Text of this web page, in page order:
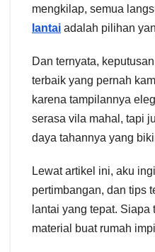
mengkilap, semua
lantai adalah pilihan
Dan ternyata,
terbaik yang pernah
karena tampilannya
serasa vila mahal, tapi
daya tahannya yang
Lewat artikel ini, aku
pertimbangan, dan tips
lantai yang tepat.
material buat rumah